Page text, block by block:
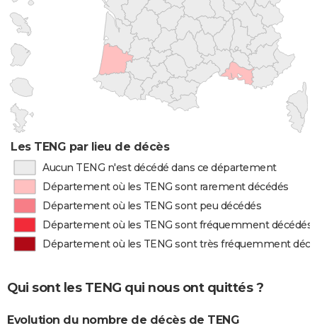
Les TENG par lieu de décès
Aucun TENG n'est décédé dans ce département
Département où les TENG sont rarement décédés
Département où les TENG sont peu décédés
Département où les TENG sont fréquemment décédés
Département où les TENG sont très fréquemment
Qui sont les TENG qui nous ont quittés ?
Evolution du nombre de décès de TENG